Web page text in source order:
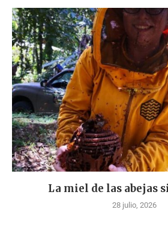
La miel de las abejas
28 julio, 2026